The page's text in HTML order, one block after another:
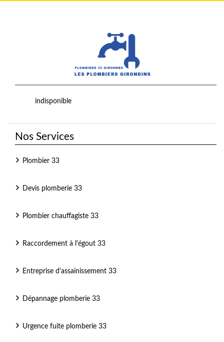
indisponible
Nos Services
Plombier 33
Devis plomberie 33
Plombier chauffagiste 33
Raccordement à l'égout 33
Entreprise d'assainissement 33
Dépannage plomberie 33
Urgence fuite plomberie 33